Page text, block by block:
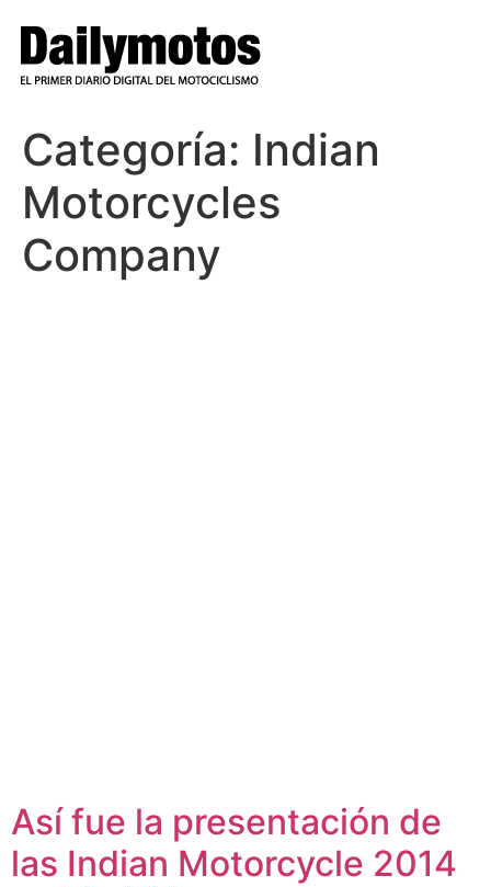
contenido
Categoría: Indian
Motorcycles
Company
Así fue la presentación de
las Indian Motorcycle 2014